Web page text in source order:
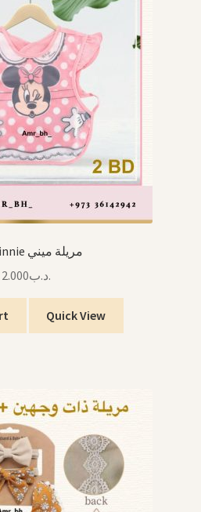
Bib Minnie مريلة ميني
.د.ب2.000
Quick View